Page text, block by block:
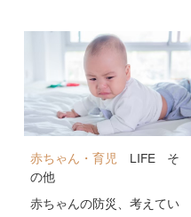
公開！
赤ちゃん・育児 LIFE
そ
の他
赤ちゃんの防災、考えてい